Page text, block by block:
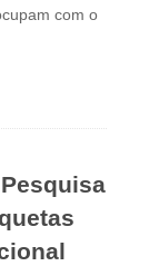
com o